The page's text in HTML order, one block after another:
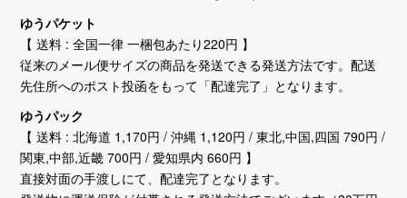
ゆうパケット
【 送料 : 全国一律 一梱包あたり220円 】
従来のメール便サイズの商品を発送できる発送方法です。配送
先住所へのポスト投函をもって「配達完了」となります。
ゆうパック
【 送料 : 北海道 1,170円 / 沖縄 1,120円 / 東北,中国,四国 790円 /
関東,中部,近畿 700円 / 愛知県内 660円 】
直接対面の手渡しにて、配達完了となります。